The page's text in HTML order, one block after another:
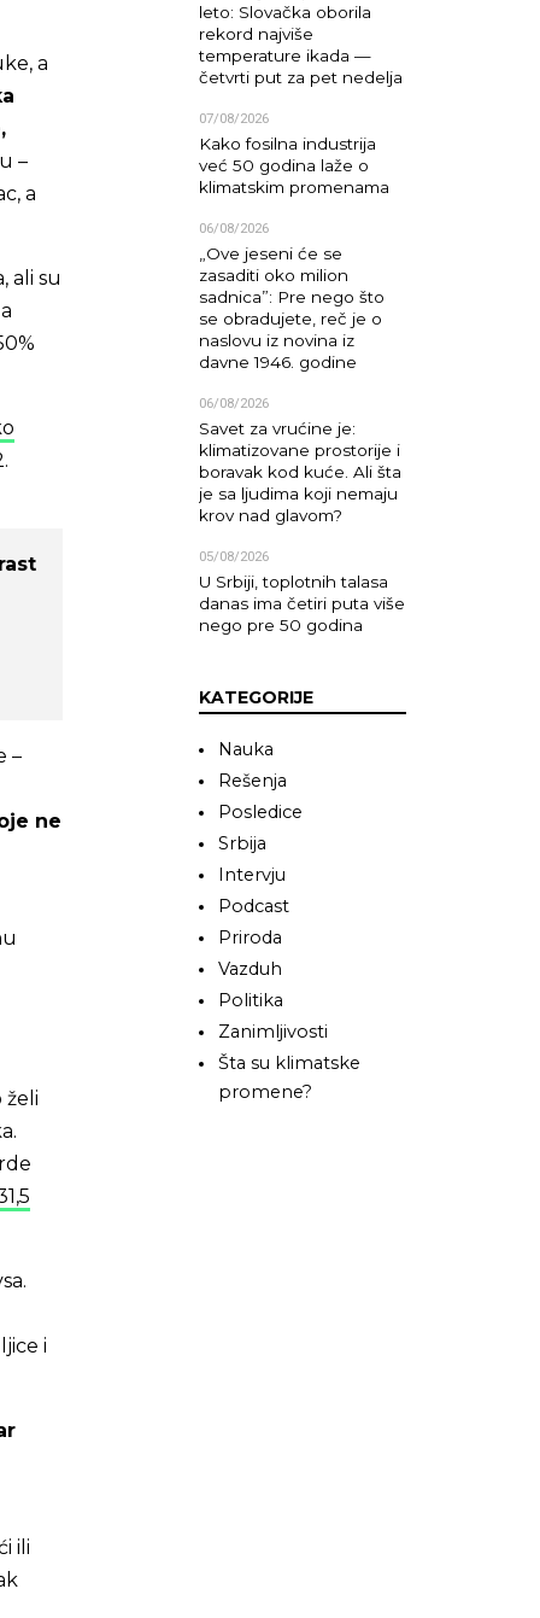
a
–
a
ali su
–
ne
želi
i
ili
leto: Slovačka oborila
rekord najviše
temperature ikada —
četvrti put za pet nedelja
07/08/2026
Kako fosilna industrija
već 50 godina laže o
klimatskim promenama
06/08/2026
„Ove jeseni će se
zasaditi oko milion
sadnica”: Pre nego što
se obradujete, reč je o
naslovu iz novina iz
davne 1946. godine
06/08/2026
Savet za vrućine je:
klimatizovane prostorije i
boravak kod kuće. Ali šta
je sa ljudima koji nemaju
krov nad glavom?
05/08/2026
U Srbiji, toplotnih talasa
danas ima četiri puta više
nego pre 50 godina
KATEGORIJE
Nauka
Rešenja
Posledice
Srbija
Intervju
Podcast
Priroda
Vazduh
Politika
Zanimljivosti
Šta su klimatske
promene?